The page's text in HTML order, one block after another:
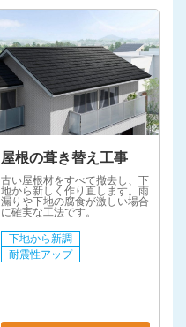
屋根の葺き替え工事
古い屋根材をすべて撤去し、下
地から新しく作り直します。雨
漏りや下地の腐食が激しい場合
に確実な工法です。
下地から新調
耐震性アップ